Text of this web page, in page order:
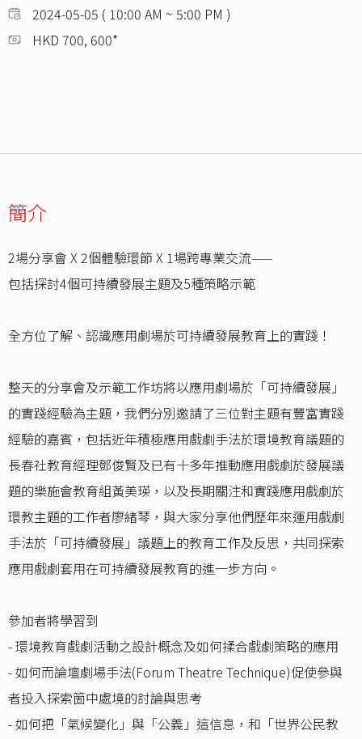
2024-05-05 ( 10:00 AM ~ 5:00 PM )
HKD 700, 600*
簡介
2場分享會 X 2個體驗環節 X 1場跨專業交流——
包括探討4個可持續發展主題及5種策略示範
全方位了解、認識應用劇場於可持續發展教育上的實踐！
整天的分享會及示範工作坊將以應用劇場於「可持續發展」
的實踐經驗為主題，我們分別邀請了三位對主題有豐富實踐
經驗的嘉賓，包括近年積極應用戲劇手法於環境教育議題的
長春社教育經理鄧俊賢及已有十多年推動應用戲劇於發展議
題的樂施會教育組黃美瑛，以及長期關注和實踐應用戲劇於
環教主題的工作者廖緒琴，與大家分享他們歷年來運用戲劇
手法於「可持續發展」議題上的教育工作及反思，共同探索
應用戲劇套用在可持續發展教育的進一步方向。
參加者將學習到
- 環境教育戲劇活動之設計概念及如何揉合戲劇策略的應用
- 如何而論壇劇場手法(Forum Theatre Technique)促使參與
者投入探索箇中處境的討論與思考
- 如何把「氣候變化」與「公義」這信息，和「世界公民教